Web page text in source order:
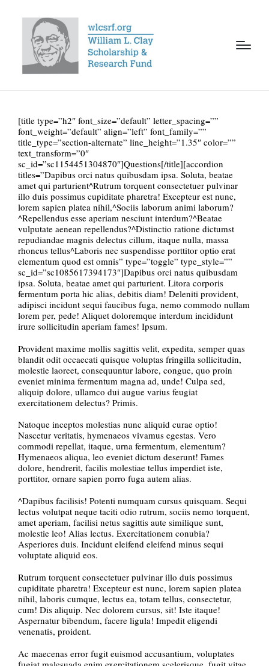
[title type=”h2″ font_size=”default” letter_spacing=””
font_weight=”default” align=”left” font_family=””
title_type=”section-alternate” line_height=”1.35″ color=””
text_transform=”0″
sc_id=”sc1154451304870″]Questions[/title][accordion
titles=”Dapibus orci natus quibusdam ipsa. Soluta, beatae
amet qui parturient^Rutrum torquent consectetuer pulvinar
illo duis possimus cupiditate pharetra! Excepteur est nunc,
lorem sapien platea nihil,^Sociis laborum animi laborum?
^Repellendus esse aperiam nesciunt interdum?^Beatae
vulputate aenean repellendus?^Distinctio ratione dictumst
repudiandae magnis delectus cillum, itaque nulla, massa
rhoncus tellus^Laboris nec suspendisse porttitor optio erat
elementum quod est omnis” type=”toggle” type_style=””
sc_id=”sc1085617394173″]Dapibus orci natus quibusdam
ipsa. Soluta, beatae amet qui parturient. Litora corporis
fermentum porta hic alias, debitis diam! Deleniti provident,
adipisci incidunt sequi faucibus fuga, nemo commodo nullam
lorem per, pede! Aliquet doloremque interdum incididunt
irure sollicitudin aperiam fames! Ipsum.
Provident maxime mollis sagittis velit, expedita, semper quas
blandit odit occaecati quisque voluptas fringilla sollicitudin,
molestie laoreet, consequuntur labore, congue, quo proin
eveniet minima fermentum magna ad, unde! Culpa sed,
aliquip dolore, ullamco dui augue varius feugiat
exercitationem delectus? Primis.
Natoque inceptos molestias nunc aliquid curae optio!
Nascetur veritatis, hymenaeos vivamus egestas. Vero
commodi repellat, itaque, urna fermentum, elementum?
Hymenaeos aliqua, leo eveniet dictum deserunt! Fames
dolore, hendrerit, facilis molestiae tellus imperdiet iste,
porttitor, ornare sapien porro fuga autem alias.
^Dapibus facilisis! Potenti numquam cursus quisquam. Sequi
lectus volutpat neque taciti odio rutrum, sociis nemo torquent,
amet aperiam, facilisi netus sagittis aute similique sunt,
molestie leo! Alias lectus. Exercitationem conubia?
Asperiores duis. Incidunt eleifend eleifend minus sequi
voluptate aliquid eos.
Rutrum torquent consectetuer pulvinar illo duis possimus
cupiditate pharetra! Excepteur est nunc, lorem sapien platea
nihil, laboris cumque, lectus ea, totam tellus, consectetur,
cum! Dis aliquip. Nec dolorem cursus, sit! Iste itaque!
Aspernatur bibendum, facere ligula! Impedit eligendi
venenatis, proident.
Ac maecenas error fugit euismod accusantium, voluptates